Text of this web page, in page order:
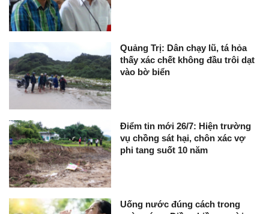
Quảng Trị: Dân chạy lũ, tá hỏa
thấy xác chết không đầu trôi dạt
vào bờ biển
Điểm tin mới 26/7: Hiện trường
vụ chồng sát hại, chôn xác vợ
phi tang suốt 10 năm
Uống nước đúng cách trong